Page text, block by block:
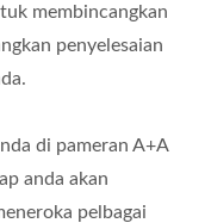
membincangkan
penyelesaian
di pameran A+A
anda akan
pelbagai